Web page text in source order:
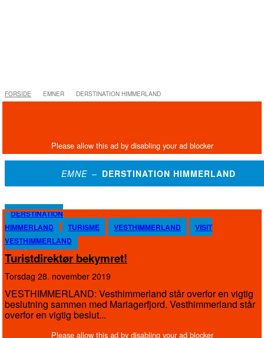
FORSIDE EMNER DERSTINATION HIMMERLAND
EMNE – DERSTINATION HIMMERLAND
DERSTINATION
HIMMERLAND
TURISME VESTHIMMERLAND
VISIT
VESTHIMMERLAND
Turistdirektør bekymret!
torsdag 28. november 2019
VESTHIMMERLAND: Vesthimmerland står overfor en vigtig
beslutning sammen med Mariagerfjord. Vesthimmerland står
overfor en vigtig beslut...